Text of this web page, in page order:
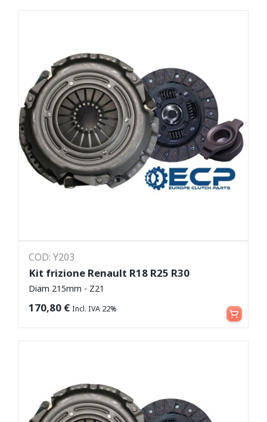
COD: Y203
Kit frizione Renault R18 R25 R30
Diam 215mm - Z21
170,80 € Incl. IVA 22% Aggiungi al carrello